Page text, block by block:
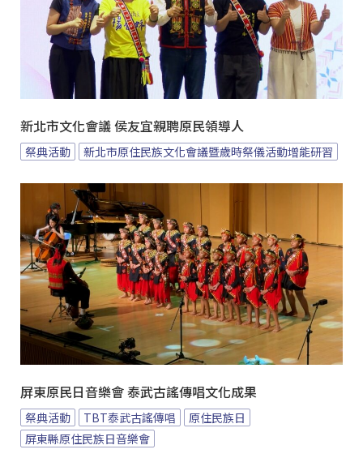
新北市文化會議 侯友宜親聘原民領導人
祭典活動 新北市原住民族文化會議暨歲時祭儀活動增能研習
屏東原民日音樂會 泰武古謠傳唱文化成果
祭典活動 TBT泰武古謠傳唱
原住民族日
屏東縣原住民族日音樂會